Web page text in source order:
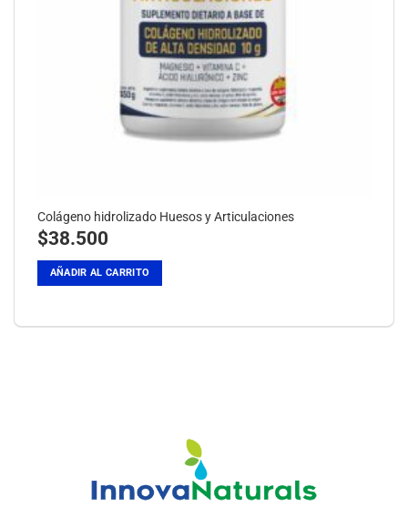
Colágeno hidrolizado Huesos y Articulaciones
$38.500
AÑADIR AL CARRITO